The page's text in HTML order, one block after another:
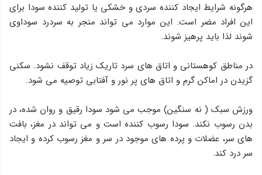
هرگونه شرایط ایجاد کننده سردی و خشکی یا تولید کننده سودا برای
این افراد مضر است. این موارد می تواند منجر به سردرد سوداوی
شوند لذا باید پرهیز شوند.
در مناطق کوهستانی و اتاق های سرد تاریک زیاد توقف نشود. سکنی
گزیدن در اماکن گرم و اتاق های پر نور و آفتابی توصیه می شود.
ورزش سبک ( نه سنگین) موجب می شود سودا رقیق و روان شده، در
بدن رسوب نکند. سودا رسوب کننده است و می تواند در مغز، بافت
های سر، عضلات و پرده های موجود در سر و مغز رسوب کرده و ایجاد
سر درد کند.